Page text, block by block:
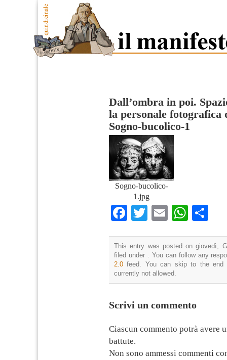
Dall’ombra in poi.
la personale fotografica
Sogno-bucolico-1
Sogno-bucolico-
1.jpg
Facebook
Twitter
Email
This entry was posted on giovedì,
filed under . You can follow any
2.0 feed. You can skip to the end
currently not allowed.
Scrivi un commento
Ciascun commento potrà avere
battute.
Non sono ammessi commenti